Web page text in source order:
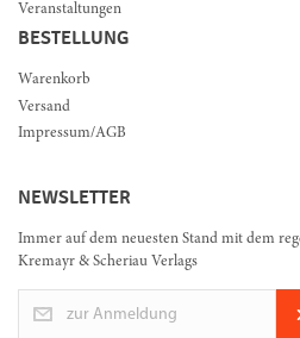
Veranstaltungen
BESTELLUNG
Warenkorb
Versand
Impressum/AGB
NEWSLETTER
Immer auf dem neuesten Stand mit dem
Kremayr & Scheriau Verlags
zur Anmeldung